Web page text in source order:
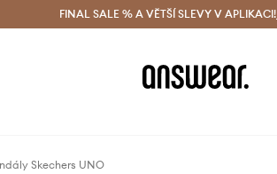
zdarma (od 1800 Kč) Doručení i do 24 h
FINAL SALE % A VĚTŠÍ SLEVY V APLIKACI!
Skechers UNO